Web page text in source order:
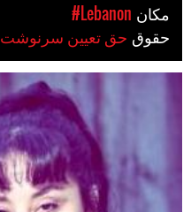
#Lebanon
#حق تعیین سرنوشت